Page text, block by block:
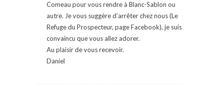
Comeau pour vous rendre à Blanc-Sablon ou
autre. Je vous suggère d’arrêter chez nous (Le
Refuge du Prospecteur, page Facebook), je suis
convaincu que vous allez adorer.
Au plaisir de vous recevoir.
Daniel